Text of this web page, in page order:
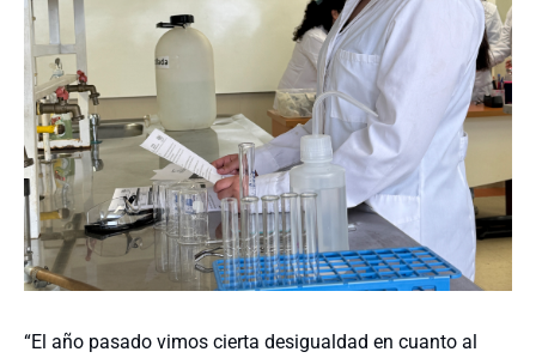
“El año pasado vimos cierta desigualdad en cuanto al